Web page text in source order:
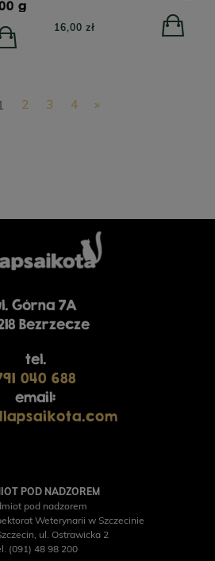
g
16,00 zł
2 3 4 »
Górna 7A
Bezrzecze
tel.
040 688
email:
POD NADZOREM
pod nadzorem
Weterynarii w Szczecinie
ul. Ostrawicka 2
(091) 48 98 200